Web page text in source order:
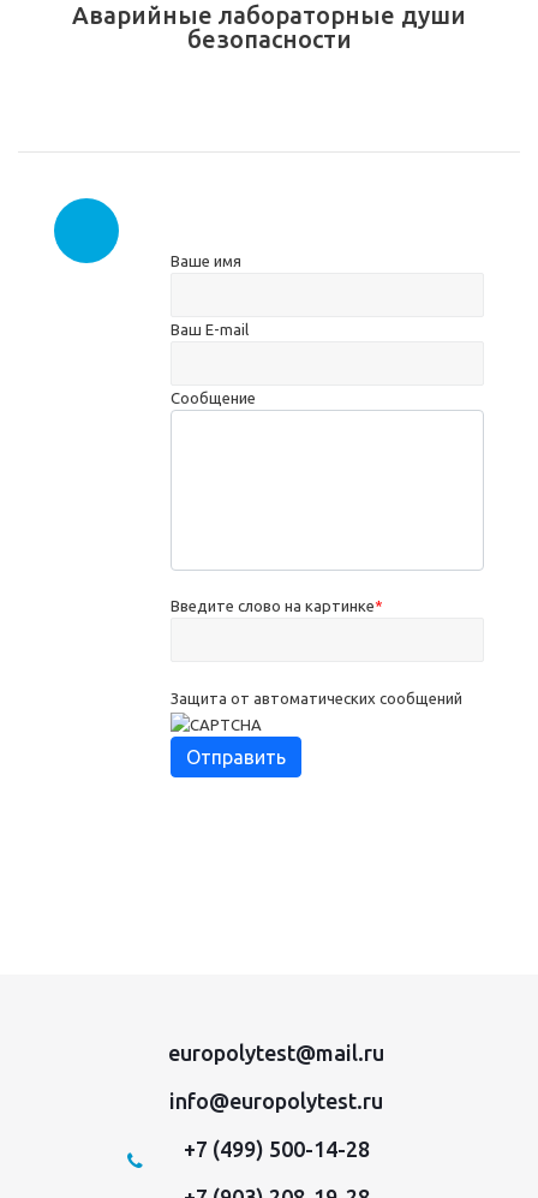
Аварийные лабораторные души
безопасности
Ваше имя
Ваш E-mail
Сообщение
Введите слово на картинке*
Защита от автоматических сообщений
europolytest@mail.ru
info@europolytest.ru
+7 (499) 500-14-28